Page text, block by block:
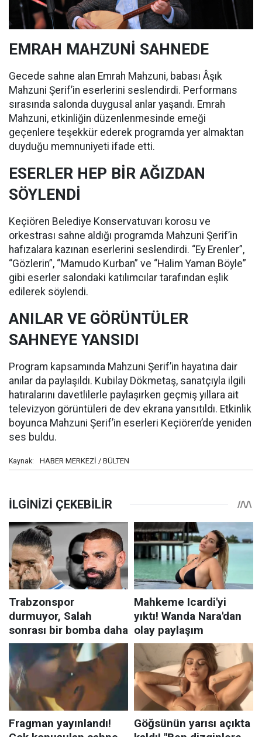
EMRAH MAHZUNİ SAHNEDE
Gecede sahne alan Emrah Mahzuni, babası Âşık
Mahzuni Şerif’in eserlerini seslendirdi. Performans
sırasında salonda duygusal anlar yaşandı. Emrah
Mahzuni, etkinliğin düzenlenmesinde emeği
geçenlere teşekkür ederek programda yer almaktan
duyduğu memnuniyeti ifade etti.
ESERLER HEP BİR AĞIZDAN
SÖYLENDİ
Keçiören Belediye Konservatuvarı korosu ve
orkestrası sahne aldığı programda Mahzuni Şerif’in
hafızalara kazınan eserlerini seslendirdi. “Ey Erenler”,
“Gözlerin”, “Mamudo Kurban” ve “Halim Yaman Böyle”
gibi eserler salondaki katılımcılar tarafından eşlik
edilerek söylendi.
ANILAR VE GÖRÜNTÜLER
SAHNEYE YANSIDI
Program kapsamında Mahzuni Şerif’in hayatına dair
anılar da paylaşıldı. Kubilay Dökmetaş, sanatçıyla ilgili
hatıralarını davetlilerle paylaşırken geçmiş yıllara ait
televizyon görüntüleri de dev ekrana yansıtıldı. Etkinlik
boyunca Mahzuni Şerif’in eserleri Keçiören’de yeniden
ses buldu.
Kaynak: HABER MERKEZİ / BÜLTEN